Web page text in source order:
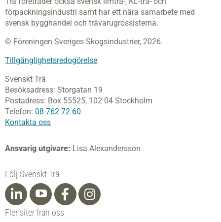
förpackningsindustri samt har ett nära samarbete med
svensk bygghandel och trävarugrossisterna.
© Föreningen Sveriges Skogsindustrier, 2026.
Tillgänglighetsredogörelse
Svenskt Trä
Besöksadress: Storgatan 19
Postadress: Box 55525, 102 04 Stockholm
Telefon: 08-762 72 60
Kontakta oss
Ansvarig utgivare: Lisa Alexandersson
Följ Svenskt Trä
Fler siter från oss